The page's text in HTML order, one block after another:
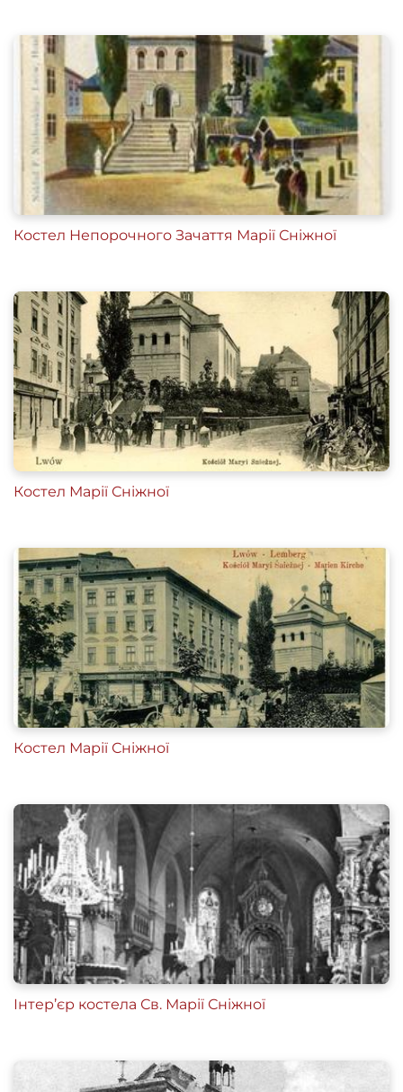
Костел Непорочного Зачаття Марії Сніжної
Костел Марії Сніжної
Костел Марії Сніжної
Інтер’єр костела Св. Марії Сніжної